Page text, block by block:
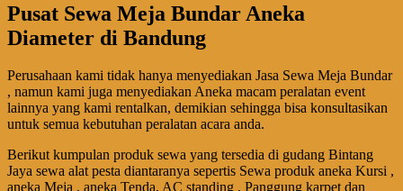
Pusat Sewa Meja Bundar Aneka
Diameter di Bandung
Perusahaan kami tidak hanya menyediakan Jasa Sewa Meja Bundar
, namun kami juga menyediakan Aneka macam peralatan event
lainnya yang kami rentalkan, demikian sehingga bisa konsultasikan
untuk semua kebutuhan peralatan acara anda.
Berikut kumpulan produk sewa yang tersedia di gudang Bintang
Jaya sewa alat pesta diantaranya sepertis Sewa produk aneka Kursi ,
aneka Meja , aneka Tenda, AC standing , Panggung karpet dan